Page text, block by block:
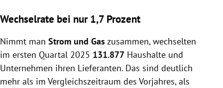
Wechselrate bei nur 1,7 Prozent
Nimmt man Strom und Gas zusammen, wechselten
im ersten Quartal 2025 131.877 Haushalte und
Unternehmen ihren Lieferanten. Das sind deutlich
mehr als im Vergleichszeitraum des Vorjahres, als